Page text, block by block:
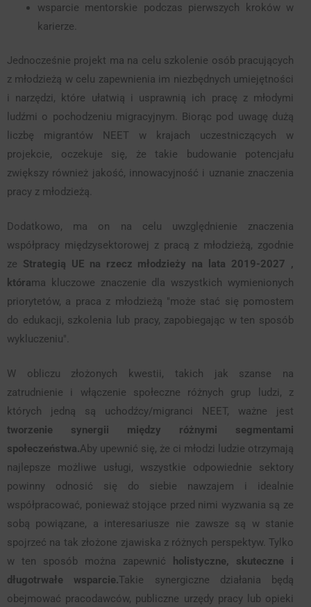
wsparcie mentorskie podczas pierwszych kroków w
karierze.
Jednocześnie projekt ma na celu szkolenie osób pracujących
z młodzieżą w celu zapewnienia im niezbędnych umiejętności
i narzędzi, które ułatwią i usprawnią ich pracę z młodymi
ludźmi o pochodzeniu migracyjnym. Biorąc pod uwagę dużą
liczbę migrantów NEET w krajach uczestniczących w
projekcie, oczekuje się, że takie budowanie potencjału
zwiększy również jakość, innowacyjność i uznanie znaczenia
pracy z młodzieżą.
Dodatkowo, ma on na celu uwzględnienie znaczenia
współpracy międzysektorowej z pracą z młodzieżą, zgodnie
ze Strategią UE na rzecz młodzieży na lata 2019-2027 ,
którama kluczowe znaczenie dla wszystkich wymienionych
priorytetów, a praca z młodzieżą "może stać się pomostem
do edukacji, szkolenia lub pracy, zapobiegając w ten sposób
wykluczeniu".
W obliczu złożonych kwestii, takich jak szanse na
zatrudnienie i włączenie społeczne różnych grup ludzi, z
których jedną są uchodźcy/migranci NEET, ważne jest
tworzenie synergii między różnymi segmentami
społeczeństwa.Aby upewnić się, że ci młodzi ludzie otrzymają
najlepsze możliwe usługi, wszystkie odpowiednie sektory
powinny odnosić się do siebie nawzajem i idealnie
współpracować, ponieważ stojące przed nimi wyzwania są ze
sobą powiązane, a interesariusze nie zawsze są w stanie
spojrzeć na tak złożone zjawiska z różnych perspektyw. Tylko
w ten sposób można zapewnić
holistyczne, skuteczne i
długotrwałe wsparcie.Takie synergiczne działania będą
obejmować pracodawców, publiczne urzędy pracy lub opieki